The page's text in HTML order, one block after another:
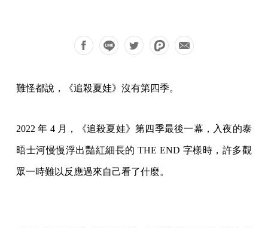
難怪都說，《追殺夏娃》沒有第四季。
2022 年 4 月，《追殺夏娃》第四季最後一幕，入夜的泰
晤士河慢慢浮出豔紅細長的 THE END 字樣時，許多觀
眾一時難以反應過來自己看了什麼。